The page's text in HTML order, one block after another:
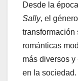
Desde la
Sally, el
transformación
románticas
más diversos
en la sociedad.